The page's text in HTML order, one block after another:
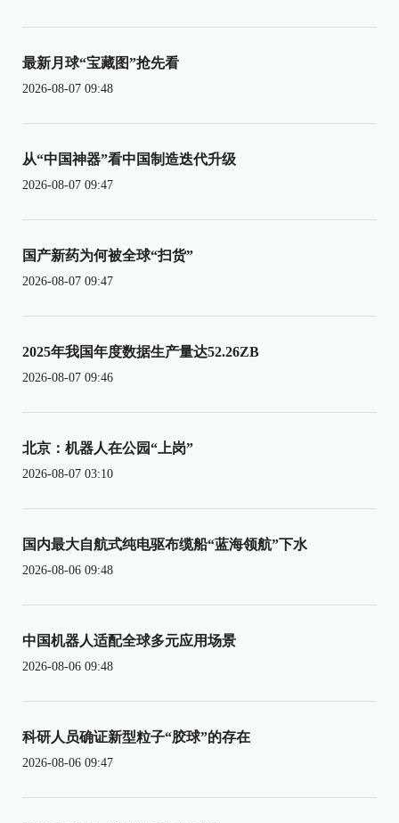
最新月球“宝藏图”抢先看
2026-08-07 09:48
从“中国神器”看中国制造迭代升级
2026-08-07 09:47
国产新药为何被全球“扫货”
2026-08-07 09:47
2025年我国年度数据生产量达52.26ZB
2026-08-07 09:46
北京：机器人在公园“上岗”
2026-08-07 03:10
国内最大自航式纯电驱布缆船“蓝海领航”下水
2026-08-06 09:48
中国机器人适配全球多元应用场景
2026-08-06 09:48
科研人员确证新型粒子“胶球”的存在
2026-08-06 09:47